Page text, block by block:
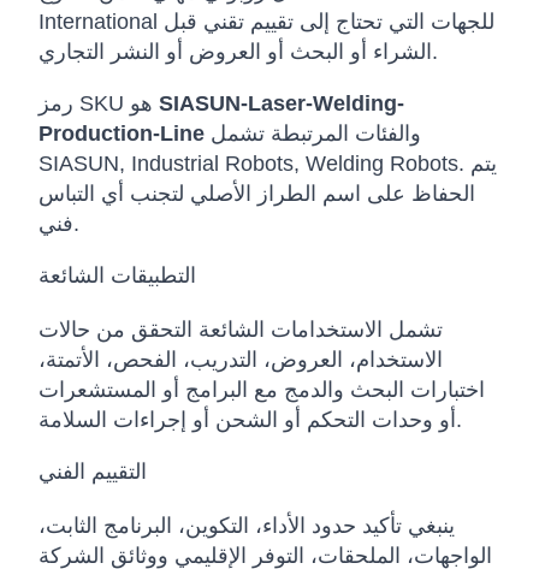
International للجهات التي تحتاج إلى تقييم تقني قبل
الشراء أو البحث أو العروض أو النشر التجاري.
SIASUN-Laser-Welding-
Production-Line
SIASUN, Industrial Robots, Welding Robots. يتم
الحفاظ على اسم الطراز الأصلي لتجنب أي التباس
فني.
التطبيقات الشائعة
تشمل الاستخدامات الشائعة التحقق من حالات
الاستخدام، العروض، التدريب، الفحص، الأتمتة،
اختبارات البحث والدمج مع البرامج أو المستشعرات
أو وحدات التحكم أو الشحن أو إجراءات السلامة.
التقييم الفني
ينبغي تأكيد حدود الأداء، التكوين، البرنامج الثابت،
الواجهات، الملحقات، التوفر الإقليمي ووثائق الشركة